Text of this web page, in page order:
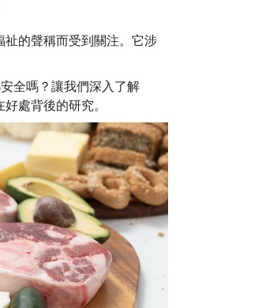
的聲稱而受到關注。它涉
全嗎？讓我們深入了解
處背後的研究。